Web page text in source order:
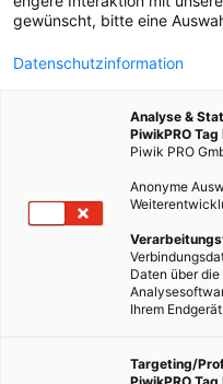
gewünscht, bitte eine
Datenschutzinformation
Analyse &
PiwikPRO
Piwik PRO
Anonyme
Daten über
Ihrem
Targeting/